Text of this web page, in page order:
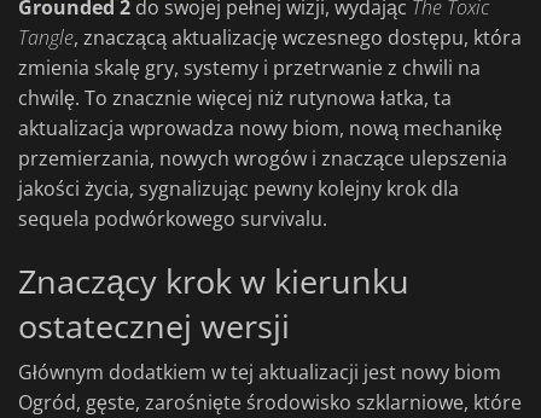
Grounded 2 do swojej pełnej wizji, wydając The Toxic
Tangle, znaczącą aktualizację wczesnego dostępu, która
zmienia skalę gry, systemy i przetrwanie z chwili na
chwilę. To znacznie więcej niż rutynowa łatka, ta
aktualizacja wprowadza nowy biom, nową mechanikę
przemierzania, nowych wrogów i znaczące ulepszenia
jakości życia, sygnalizując pewny kolejny krok dla
sequela podwórkowego survivalu.
Znaczący krok w kierunku
ostatecznej wersji
Głównym dodatkiem w tej aktualizacji jest nowy biom
Ogród, gęste, zarośnięte środowisko szklarniowe, które